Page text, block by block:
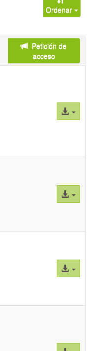
Ordenar
Petición de
acceso
Acceso
al
Acceso
al
Acceso
al